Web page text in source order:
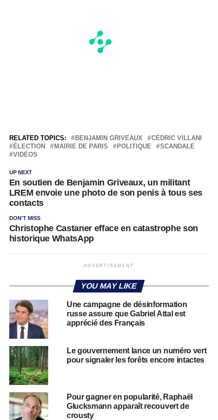
RELATED TOPICS: BENJAMIN GRIVEAUX
CÉDRIC VILLANI
ÉLECTION
MAIRIE DE PARIS POLITIQUE
SCANDALE
VIDÉOS
UP NEXT
En soutien de Benjamin Griveaux, un militant
LREM envoie une photo de son penis à tous ses
contacts
DON'T MISS
Christophe Castaner efface en catastrophe son
historique WhatsApp
ADVERTISEMENT
YOU MAY LIKE
Une campagne de désinformation
russe assure que Gabriel Attal est
apprécié des Français
Le gouvernement lance un numéro vert
pour signaler les forêts encore intactes
Pour gagner en popularité, Raphaël
Glucksmann apparaît recouvert de
crousty